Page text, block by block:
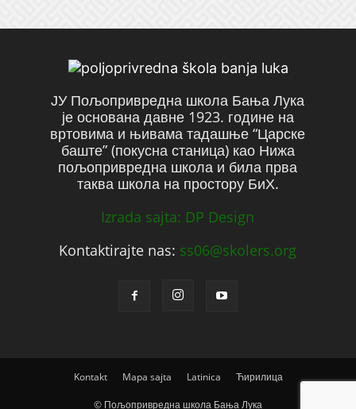
ЈУ Пољопривредна школа Бања Лука
је основана давне 1923. године на
вртовима и њивама тадашње “Царске
баште” (покусна станица) као Нижа
пољопривредна школа и била прва
таква школа на простору БиХ.
Izrada sajta: DP Design
Kontaktirajte nas: ss06@skolers.org
Kontakt Mapa sajta Latinica Ћирилица
© Пољопривредна школа Бања Лука